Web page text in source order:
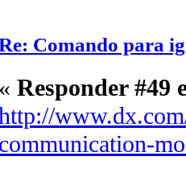
Comando para
« Responder #49
communication-